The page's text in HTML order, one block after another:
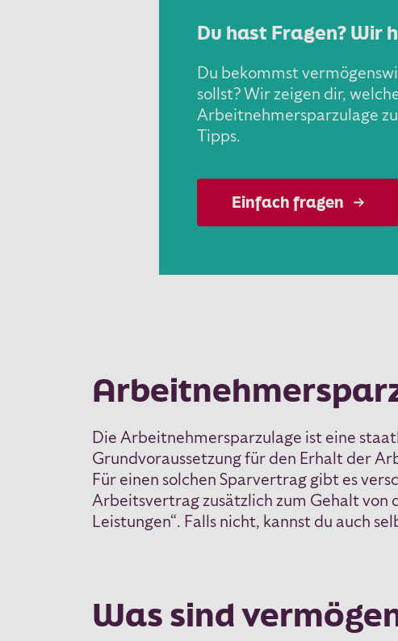
Du hast Fragen? Wir
Du bekommst
sollst? Wir zeigen dir,
Arbeitnehmersparzulage
Tipps.
Einfach fragen
Die Arbeitnehmersparzulage ist eine
Grundvoraussetzung für den Erhalt der
Für einen solchen Sparvertrag gibt es
Arbeitsvertrag zusätzlich zum Gehalt
Leistungen“. Falls nicht, kannst du auch
Was sind